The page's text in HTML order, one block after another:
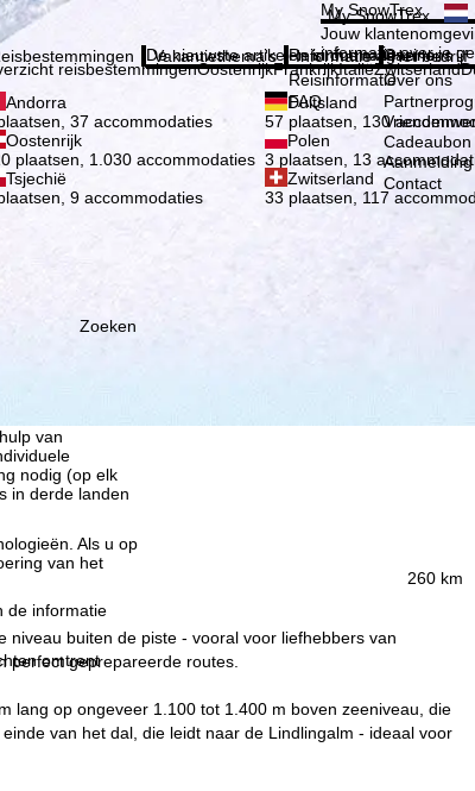
van
nodig (op elk
in derde landen
Als u op
van het
de informatie
omtrent
My SnowTrex
My SnowTrex
Jouw
informatie over je
reisbestemmingenOostenrijkFrankrijkItaliëZwitserland
Andorra
37 accommodaties
Duitsland
57 plaatsen, 130
Oostenrijk
plaatsen, 1.030 accommodaties
Polen
3 plaatsen, 13
Tsjechië
9 accommodaties
Zwitserland
33 plaatsen, 117
Vakantiethema's
De nieuwste artikelen in ons magazine
Informatie
Reisinformatie
Reisinformatie
FAQ
Het bedrijf
Over ons
Over ons
Cadeaubon
Contact
Zoeken
260 km
buiten de piste - vooral voor liefhebbers van
perfect geprepareerde routes.
lang op ongeveer 1.100 tot 1.400 m boven zeeniveau, die
van het dal, die leidt naar de Lindlingalm - ideaal voor